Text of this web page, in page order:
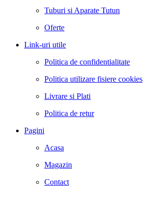
Tuburi si Aparate Tutun
Oferte
Link-uri utile
Politica de confidentialitate
Politica utilizare fisiere cookies
Livrare si Plati
Politica de retur
Pagini
Acasa
Magazin
Contact